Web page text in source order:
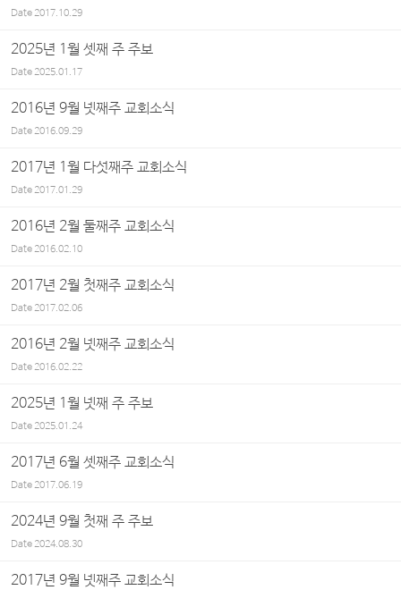
Date2017.10.29
2025년 1월 셋째 주 주보
Date2025.01.17
2016년 9월 넷째주 교회소식
Date2016.09.29
2017년 1월 다섯째주 교회소식
Date2017.01.29
2016년 2월 둘째주 교회소식
Date2016.02.10
2017년 2월 첫째주 교회소식
Date2017.02.06
2016년 2월 넷째주 교회소식
Date2016.02.22
2025년 1월 넷째 주 주보
Date2025.01.24
2017년 6월 셋째주 교회소식
Date2017.06.19
2024년 9월 첫째 주 주보
Date2024.08.30
2017년 9월 넷째주 교회소식